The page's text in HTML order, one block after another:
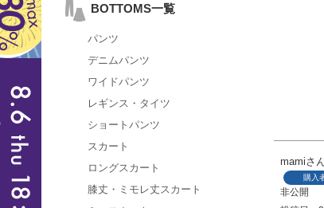
BOTTOMS一覧
パンツ
デニムパンツ
ワイドパンツ
レギンス・タイツ
ショートパンツ
スカート
ロングスカート
膝丈・ミモレ丈スカート
mami
購入
非公開